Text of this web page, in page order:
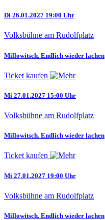
Di 26.01.2027 19:00 Uhr
Volksbühne am Rudolfplatz
Millowitsch. Endlich wieder lachen
Ticket kaufen
Mi 27.01.2027 15:00 Uhr
Volksbühne am Rudolfplatz
Millowitsch. Endlich wieder lachen
Ticket kaufen
Mi 27.01.2027 19:00 Uhr
Volksbühne am Rudolfplatz
Millowitsch. Endlich wieder lachen